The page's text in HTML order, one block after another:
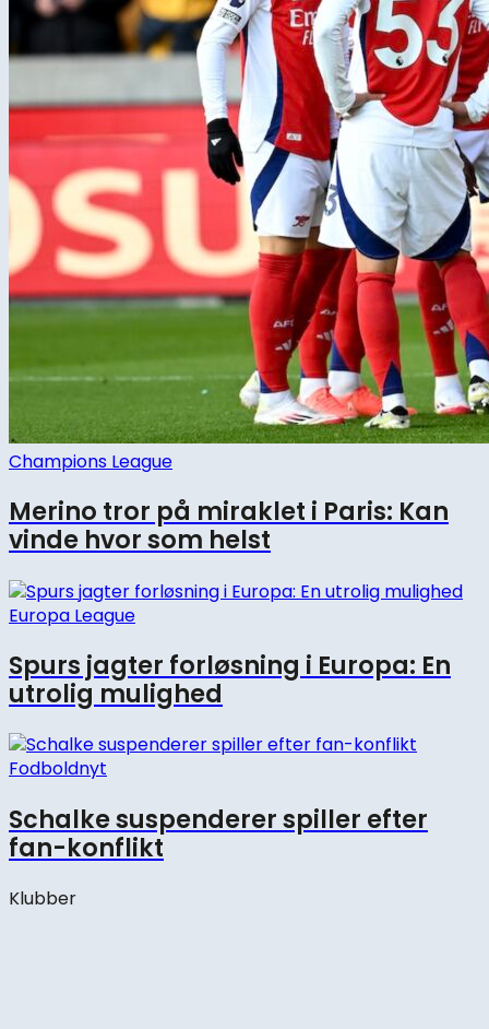
Champions League
Merino tror på miraklet i Paris: Kan
vinde hvor som helst
Europa League
Spurs jagter forløsning i Europa: En
utrolig mulighed
Fodboldnyt
Schalke suspenderer spiller efter
fan-konflikt
Klubber